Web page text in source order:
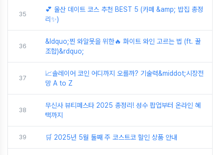
35
💕 울산 데이트 코스 추천 BEST 5 (카페 &amp; 밥집 총정
리✨)
36
&ldquo;찐 와알못을 위한🔥 화이트 와인 고르는 법 (ft. 꿀
조합)&rdquo;
37
📈솔레이어 코인 어디까지 오를까? 기술력&middot;시장전
망 A to Z
38
무신사 뷰티페스타 2025 총정리! 성수 팝업부터 온라인 혜
택까지
39 🛒 2025년 5월 둘째 주 코스트코 할인 상품 안내